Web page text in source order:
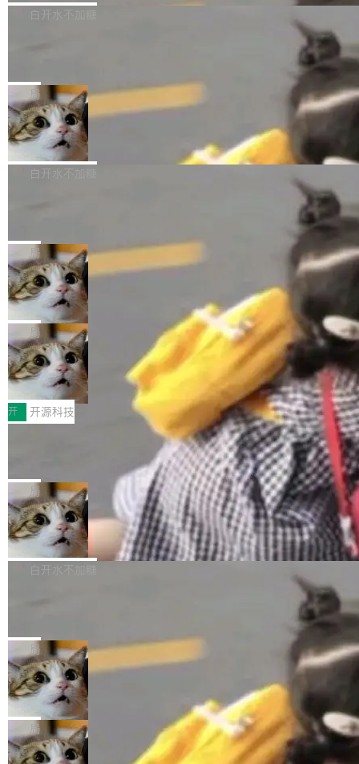
w 不要求标准普通话，方言识别覆盖粤语、吴语
容提供的字体时出现的几个问题 为避免音频加
质的最低采样率）的音频格式将被拒绝 修复了 C
SS 圆角虚线样式中可能存在的问题 如果表单中
的图像元素不在同一个子树中，则它们将不再关
联 加...
发布的 Release Notes，他利用 AI 工具（如 Co
最强的若干项。对于尚未正式发版的 PG 19，则
通过拉取过去一年内（从 PG 18 Beta1 时间点
至今）的所有 commit，同样交由 AI 分析提炼。
经过人工复核，准确度令人满意。这一方法也为
社区爱好者提供了高效跟踪新版本的思路。
白开水不加糖
维护工作一直与我的日常工作、家务、社交生活
和休闲娱乐竞争时间。" 这是 libexpat 维护者 S
ebastian Pipping 写在博客里的话。8 月 4 日，
他宣布了一个新消息：从 2026 年 8 月 1 日起，
他可以全职维护 libexpat 了，最长 6 个月。发
库之一。你的操作系统、浏览器、无数的基础设
施软件，很可能都在用它。而过去十年，维护它
的人一直在用业余...
局
Firefox 153.0.3 发布
Firefox 153.0.3 现已发布，具体更新内容如
下： New Smart Window 包含多项增强功能：
gi?id=2019042">Bug&nbsp;2019042</a>）</l
i> <li>现在，助手可以直接使用 Exa 的网络搜索
结果回答问题，而无需将问题转交给搜索引擎。
（<a href="https://bugzilla.mozilla.org/show_
bug.cgi?id=204...
白开水不加糖
的 npm 包。项目的核心论点是：容器不适合 Ag
ent 计算。真正适合的，是 Isolate。 Cloudflare
工程师在这件事上没什么可谦虚的——他们用 W
orkers 跑了十年 Isolate。用 CEO Matthew Pri
nce 的话说：「我们一生都在用 Isolate 运行代
码，而 AI Agent 不需要容器，它们需要的是 Iso
late。」 容器为什么不合适 容器的问题在于启动
和销毁都太重了。一个 Agent 要执行的任务可能
只需要几毫秒的 CPU 时间，但容器从冷启动到
就绪要花数秒。如果未来有十...
局
OpenAI 公开邮件和聊天记录回应苹果
诉讼，称“Apple is getting this wron
g”
上个月，苹果一纸诉状把 OpenAI 告上法庭，指
控其挖角苹果前员工并窃取商业秘密。苹果的诉
状把 OpenAI 描述成一个系统性地从前东家挖
人、套取机密信息的对手。 OpenAI 没发律师
函，也没选择庭外沉默。它在官网贴了一篇博
文，标题只有六个字：Apple is getting this wro
ng。 然后，它把邮件往来和 iMessage 聊天记
录全贴了出来。 他发错人了 苹果外部律师 Gabr
iel Gross 来自 Weil 律所，2 月 23 日下午 5:53
给 OpenAI 总法律顾问 Che Chang 发了封邮
件，附了一封长信，要求 OpenAI 配合调查前苹
果员工带走机密信...
局
HUAWEI MatePad Edge上架WorkBu
ddy鸿蒙PC版，说话就能干活的AI办公
搭子
全能AI工作台WorkBuddy鸿蒙PC版上架HUAWE
I MatePad Edge应用市场，直接下载即可使
用，与鸿蒙电脑上的体验一致。值得一提的是，
这是目前市面上唯一支持平板接入WorkBuddy P
C版的产品，搭载“人机双写”重磅功能——你写
你的，AI写AI的，同屏协作互不干扰。一句话让
AI帮你干活，现在开启全新体验！ 温馨提示：
体验WorkBuddy鸿蒙PC版前，请将 HUAWEI M
atePad Edge 升级至 HarmonyOS 6.1.0.135S
P9 patch03及以上版本。 *升级路径：设置 > 搜
开 开源科技
FFmpeg 9.0 发布：代号“Lei”，以此纪
全球知名开源多媒体框架 FFmpeg 今天正式发
布了 9.0 版本。这个版本除了带来新一代音视频
处理能力和硬件加速支持之外，还有一个特殊之
处：FFmpeg 9.0 的代号是“Lei”。 这个名字，
来自中国开发者雷霄骅（Lei Xiaohua）。 对于
很多中国音视频开发者而言，这个名字并不陌
“启蒙老师”。 而今年，恰好是雷霄骅离世十周
年。FFmpeg 社区最终选择用一个大版本的名
字，留下了这份纪念。 雷霄骅曾是中国传媒大学
数字电视技术方向的博士生，长期从事视频、音
频技...
局
亚马逊成本失控：AI 写代码烧掉 1215
万元，超预算 860%
外媒近日曝光了亚马逊的多份内部报告显示，AI
导致公司在多个项目上超支。《金融时报》报道
编写程序，目标是完成电商平台作者信息与商品
列表的数据匹配 —— 一项常规的数据处理任
务，最终却产生了 180 万美元的账单，实际支出
超出原定预算 860%。 更令人意外的是，该项目
最终并未成功落地，而高额算力消耗持续运行长
达 5 个月，公司直到财务对账时才察觉异常。这
意味着一个无人看管的 AI 程序，在近半年时间
白开水不加糖
e CEO Clément Delangue 在 CNBC 的采访里
没有拐弯抹角。他说中国正在赢得 AI 竞赛，而
且按目前的速度，中国 AI 工具预计在今年底或
2027 年就能追上美国前沿实验室的水平。 Dela
ngue 把原因归结为一件事：开放协作。中国的
AI 开发者在一个共享和协作的生态里加速迭代，
局
当 AI agent 把源码变成了最好的扩展系
统，开发者工具必须开源
五年前，David Crawshaw 问过很多软件工程师
一个问题：你写过什么给自己用的程序？答案几
乎都是没有。工程师们整天用别人写的程序写程
局